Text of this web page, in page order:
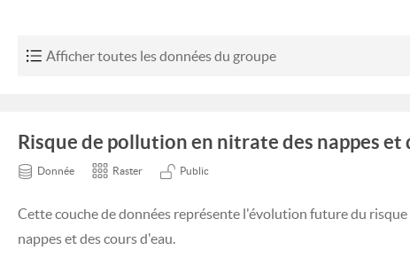
Afficher toutes les données du groupe
Risque de pollution en nitrate des nappes et
Donnée Raster Public
Cette couche de données représente l'évolution future du
nappes et des cours d'eau.